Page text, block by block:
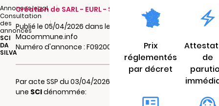
Annonces.legal
|
Consultation
des
annonces
|
SCI
DA
SILVA
Création de SARL - EURL - SCI - SCA - SCCV
Publié le 05/04/2026 dans le journal
Macommune.info
Numéro d'annonce : F092001403ir0
Par acte SSP du 03/04/2026 il a été constitué
une SCIdénommée:
Prix
réglementés
par décret
de